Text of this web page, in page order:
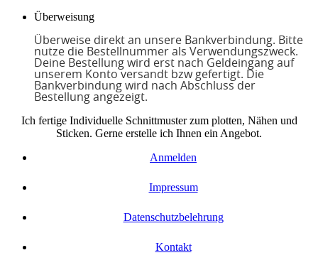
Überweisung
Überweise direkt an unsere Bankverbindung. Bitte
nutze die Bestellnummer als Verwendungszweck.
Deine Bestellung wird erst nach Geldeingang auf
unserem Konto versandt bzw gefertigt. Die
Bankverbindung wird nach Abschluss der
Bestellung angezeigt.
Ich fertige Individuelle Schnittmuster zum plotten, Nähen und
Sticken. Gerne erstelle ich Ihnen ein Angebot.
Anmelden
Impressum
Datenschutzbelehrung
Kontakt